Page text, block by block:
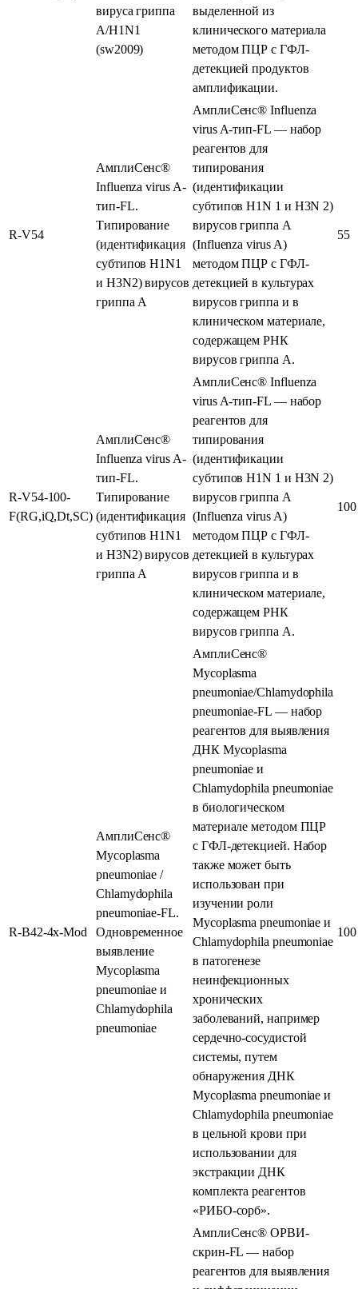
вируса гриппа
A/H1N1
(sw2009)
выделенной из
клинического материала
методом ПЦР с ГФЛ-
детекцией продуктов
амплификации.
R-V54
АмплиСенс®
Influenza virus A-
тип-FL.
Типирование
(идентификация
субтипов H1N1
и H3N2) вирусов
гриппа А
АмплиСенс® Influenza
virus A-тип-FL — набор
реагентов для
типирования
(идентификации
субтипов H1N 1 и H3N 2)
вирусов гриппа А
(Influenza virus A)
методом ПЦР с ГФЛ-
детекцией в культурах
вирусов гриппа и в
клиническом материале,
содержащем РНК
вирусов гриппа А.
55
R-V54-100-
F(RG,iQ,Dt,SC)
АмплиСенс®
Influenza virus A-
тип-FL.
Типирование
(идентификация
субтипов H1N1
и H3N2) вирусов
гриппа А
АмплиСенс® Influenza
virus A-тип-FL — набор
реагентов для
типирования
(идентификации
субтипов H1N 1 и H3N 2)
вирусов гриппа А
(Influenza virus A)
методом ПЦР с ГФЛ-
детекцией в культурах
вирусов гриппа и в
клиническом материале,
содержащем РНК
вирусов гриппа А.
100
R-B42-4x-Mod
АмплиСенс®
Mycoplasma
pneumoniae /
Chlamydophila
pneumoniae-FL.
Одновременное
выявление
Mycoplasma
pneumoniae и
Chlamydophila
pneumoniae
АмплиСенс®
Mycoplasma
pneumoniae/Chlamydophila
pneumoniae-FL — набор
реагентов для выявления
ДНК Mycoplasma
pneumoniae и
Chlamydophila pneumoniae
в биологическом
материале методом ПЦР
с ГФЛ-детекцией. Набор
также может быть
использован при
изучении роли
Mycoplasma pneumoniae и
Chlamydophila pneumoniae
в патогенезе
неинфекционных
хронических
заболеваний, например
сердечно-сосудистой
системы, путем
обнаружения ДНК
Mycoplasma pneumoniae и
Chlamydophila pneumoniae
в цельной крови при
использовании для
экстракции ДНК
комплекта реагентов
«РИБО-сорб».
100
АмплиСенс® ОРВИ-
скрин-FL — набор
реагентов для выявления